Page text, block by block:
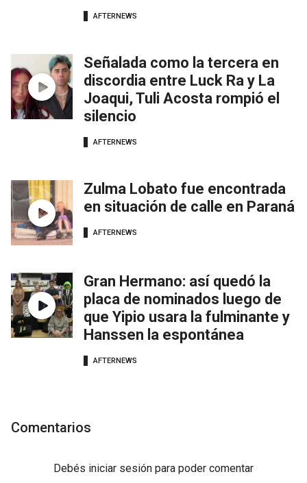
AFTERNEWS
Señalada como la tercera en
discordia entre Luck Ra y La
Joaqui, Tuli Acosta rompió el
silencio
AFTERNEWS
Zulma Lobato fue encontrada
en situación de calle en Paraná
AFTERNEWS
Gran Hermano: así quedó la
placa de nominados luego de
que Yipio usara la fulminante y
Hanssen la espontánea
AFTERNEWS
Comentarios
Debés iniciar sesión para poder comentar